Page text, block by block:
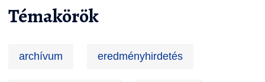
Témakörök
archívum eredményhirdetés